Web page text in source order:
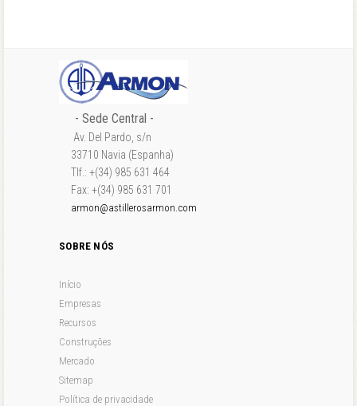
- Sede Central -
Av. Del Pardo, s/n
33710 Navia (Espanha)
Tlf.: +(34) 985 631 464
Fax: +(34) 985 631 701
armon@astillerosarmon.com
SOBRE NÓS
Início
Empresas
Recursos
Construções
Mercado
Sitemap
Política de privacidade